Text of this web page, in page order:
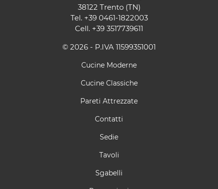
38122 Trento (TN)
Tel. +39 0461-1822003
Cell. +39 3517739611
© 2026 - P.IVA 11599351001
Cucine Moderne
Cucine Classiche
Pareti Attrezzate
Contatti
Sedie
Tavoli
Sgabelli